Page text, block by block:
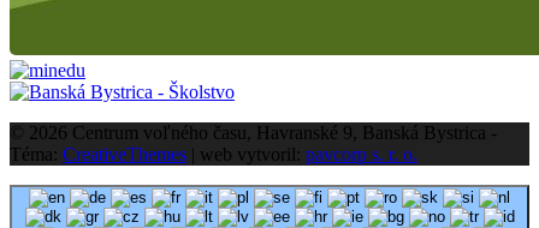
© 2026 Centrum voľného času, Havranské 9, Banská Bystrica -
Téma: CreativeThemes | web vytvoril: pavcorp s. r. o.